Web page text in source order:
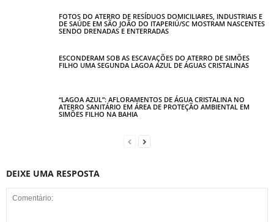
FOTOS DO ATERRO DE RESÍDUOS DOMICILIARES, INDUSTRIAIS E
DE SAÚDE EM SÃO JOÃO DO ITAPERIÚ/SC MOSTRAM NASCENTES
SENDO DRENADAS E ENTERRADAS
ESCONDERAM SOB AS ESCAVAÇÕES DO ATERRO DE SIMÕES
FILHO UMA SEGUNDA LAGOA AZUL DE ÁGUAS CRISTALINAS
“LAGOA AZUL”: AFLORAMENTOS DE ÁGUA CRISTALINA NO
ATERRO SANITÁRIO EM ÁREA DE PROTEÇÃO AMBIENTAL EM
SIMÕES FILHO NA BAHIA
DEIXE UMA RESPOSTA